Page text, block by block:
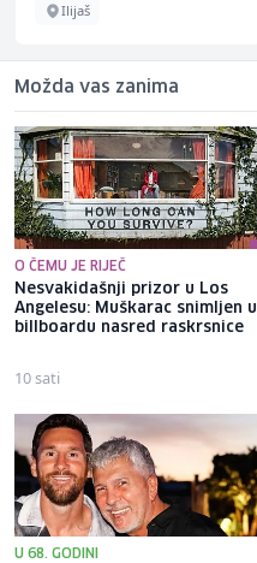
Ilijaš
Možda vas zanima
O ČEMU JE RIJEČ
Nesvakidašnji prizor u Los
Angelesu: Muškarac snimljen u
billboardu nasred raskrsnice
10 sati
U 68. GODINI